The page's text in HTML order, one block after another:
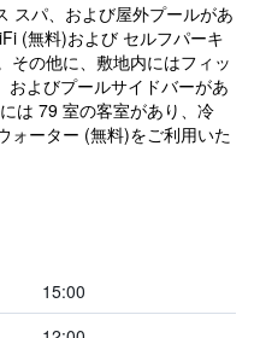
スパ、および屋外プールがあ
(無料)および セルフパーキ
その他に、敷地内にはフィッ
およびプールサイドバーがあ
は 79 室の客室があり、冷
ォーター (無料)をご利用いた
15:00